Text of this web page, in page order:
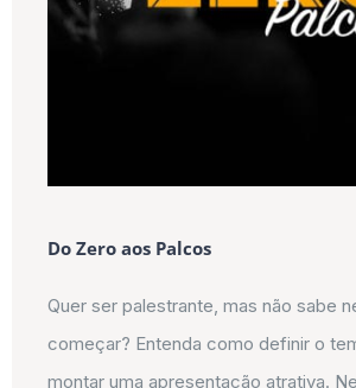
Do Zero aos Palcos
Quer ser palestrante, mas não sabe
começar? Entenda como definir o
montar uma apresentação atrativa.